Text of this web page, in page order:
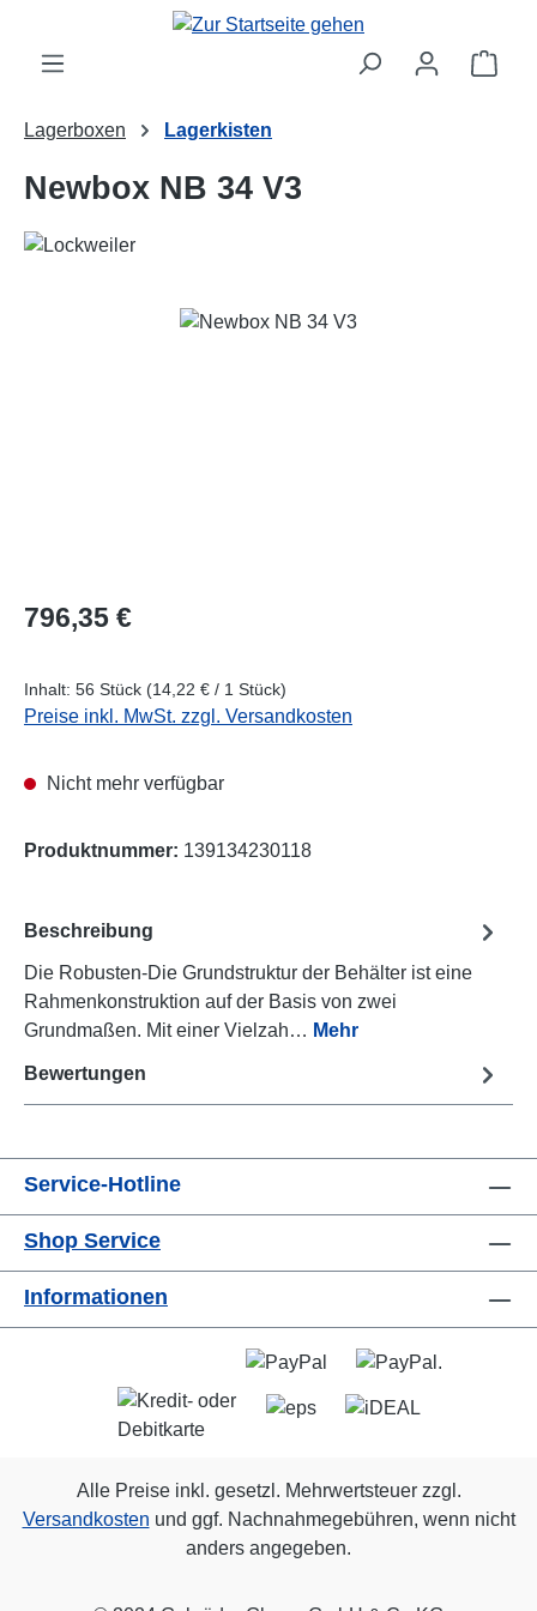
Zum Hauptinhalt springen
Lagerboxen Lagerkisten
Newbox NB 34 V3
Bildergalerie überspringen
Regulärer Preis:
796,35 €
Inhalt: 56 Stück (14,22 € / 1 Stück)
Preise inkl. MwSt. zzgl. Versandkosten
Nicht mehr verfügbar
Produktnummer: 139134230118
Beschreibung
Die Robusten-Die Grundstruktur der Behälter ist eine
Rahmenkonstruktion auf der Basis von zwei
Grundmaßen. Mit einer Vielzah… Mehr
Bewertungen
Service-Hotline
Shop Service
Informationen
Alle Preise inkl. gesetzl. Mehrwertsteuer zzgl.
Versandkosten und ggf. Nachnahmegebühren, wenn nicht
anders angegeben.